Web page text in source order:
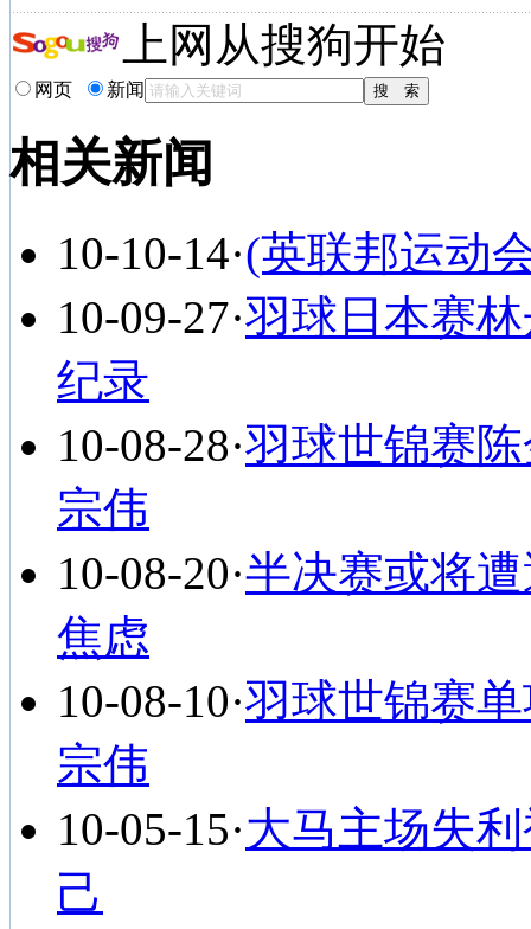
上网从搜狗开始
网页 新闻
相关新闻
10-10-14·(英联邦运动
10-09-27·羽球日本赛
纪录
10-08-28·羽球世锦赛
宗伟
10-08-20·半决赛或将
焦虑
10-08-10·羽球世锦赛
宗伟
10-05-15·大马主场失
己